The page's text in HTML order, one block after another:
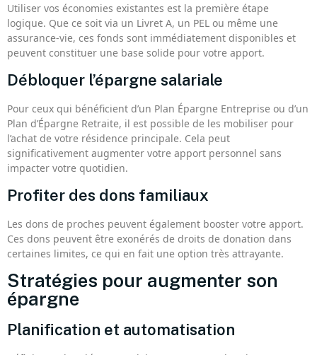
Utiliser vos économies existantes est la première étape
logique. Que ce soit via un Livret A, un PEL ou même une
assurance-vie, ces fonds sont immédiatement disponibles et
peuvent constituer une base solide pour votre apport.
Débloquer l’épargne salariale
Pour ceux qui bénéficient d’un Plan Épargne Entreprise ou d’un
Plan d’Épargne Retraite, il est possible de les mobiliser pour
l’achat de votre résidence principale. Cela peut
significativement augmenter votre apport personnel sans
impacter votre quotidien.
Profiter des dons familiaux
Les dons de proches peuvent également booster votre apport.
Ces dons peuvent être exonérés de droits de donation dans
certaines limites, ce qui en fait une option très attrayante.
Stratégies pour augmenter son
épargne
Planification et automatisation